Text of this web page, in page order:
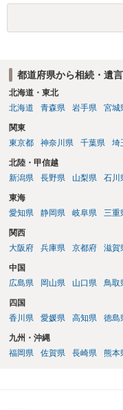
かかることになりますの
いておいてください。 話
が、旦那様の収入や財産
らい（希望者が多く予約
比較的短い熟慮期間のこと
る方が良いでしょう。 も
（WEB等で）、問い合わ
続放棄は比較的安価な手数
けてくれないところもある
ば、キューちゃんママさん
いでしょうか。 あるいは
は思います。その場合、か
を確認し、印紙と共に家
を待つという流れになりま
都道府県から相続・遺
北海道・東北
北海道
青森県 岩手県 宮城
関東
東京都
神奈川県 千葉県 埼
北陸・甲信越
新潟県
長野県 山梨県 石川
東海
愛知県
静岡県 岐阜県 三重
関西
大阪府
兵庫県 京都府 滋賀
中国
広島県
岡山県 山口県 鳥取
四国
香川県
愛媛県 高知県 徳島
九州・沖縄
福岡県
佐賀県 長崎県 熊本